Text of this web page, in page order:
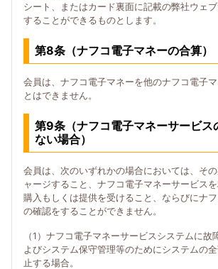
シート、またはカード裏面に記載の弊社ウェ
することができるものとします。
第8条（ナフコ電子マネーの合算）
会員は、ナフコ電子マネーを他のナフコ電子
とはできません。
第9条（ナフコ電子マネーサービス
ない場合）
会員は、次のいずれかの場合においては、そ
ャージすること、ナフコ電子マネーサービス
購入もしくは提供を受けること、ならびにナ
の確認をすることができません。
（1）ナフコ電子マネーサービスシステムに故
よびシステム保守管理等のためにシステムの
止する場合。